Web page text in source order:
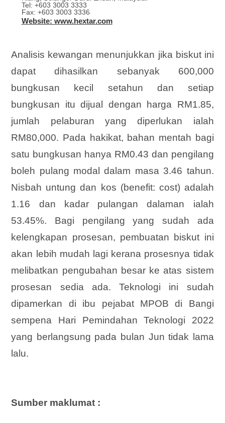
Tel: +603 3003 3333
Fax: +603 3003 3336
Website: www.hextar.com
Analisis kewangan menunjukkan jika biskut ini
dapat dihasilkan sebanyak 600,000
bungkusan kecil setahun dan setiap
bungkusan itu dijual dengan harga RM1.85,
jumlah pelaburan yang diperlukan ialah
RM80,000. Pada hakikat, bahan mentah bagi
satu bungkusan hanya RM0.43 dan pengilang
boleh pulang modal dalam masa 3.46 tahun.
Nisbah untung dan kos (benefit: cost) adalah
1.16 dan kadar pulangan dalaman ialah
53.45%. Bagi pengilang yang sudah ada
kelengkapan prosesan, pembuatan biskut ini
akan lebih mudah lagi kerana prosesnya tidak
melibatkan pengubahan besar ke atas sistem
prosesan sedia ada. Teknologi ini sudah
dipamerkan di ibu pejabat MPOB di Bangi
sempena Hari Pemindahan Teknologi 2022
yang berlangsung pada bulan Jun tidak lama
lalu.
Sumber maklumat :